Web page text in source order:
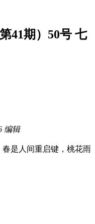
41期）50号 七
编辑
是人间重启键，桃花雨